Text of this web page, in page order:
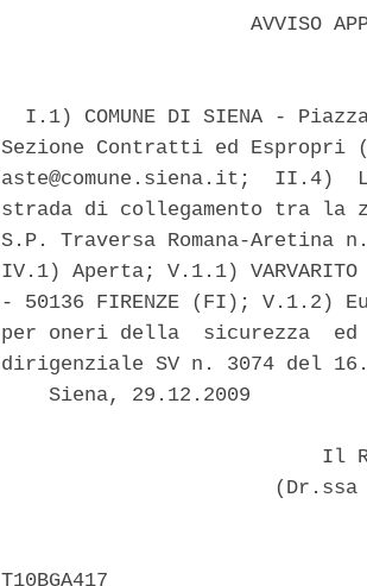
AVVISO
I.1) COMUNE DI SIENA -
Sezione Contratti ed Espropri
aste@comune.siena.it;  II.4)
strada di collegamento tra
S.P. Traversa Romana-
IV.1) Aperta; V.1.1)
- 50136 FIRENZE (FI); V.1.2)
per oneri della  sicurezza
dirigenziale SV n. 3074 del
    Siena, 29.12.2009
Il